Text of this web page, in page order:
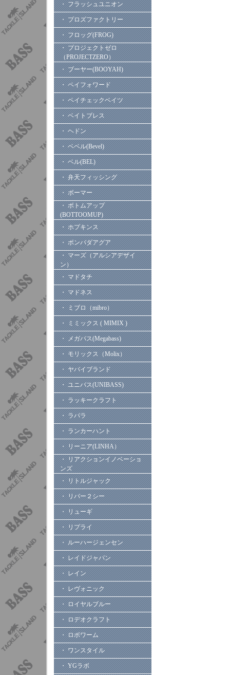
・ フラッシュユニオン
・ プロズファクトリー
・ フロッグ(FROG)
・ プロジェクトゼロ
（PROJECTZERO）
・ ブーヤー(BOOYAH)
・ ペイフォワード
・ ペイチェックベイツ
・ ベイトブレス
・ ヘドン
・ ベベル(Bevel)
・ ベル(BEL)
・ 弁天フィッシング
・ ボーマー
・ ボトムアップ
(BOTTOOMUP)
・ ホプキンス
・ ボンバダアグア
・ マーズ（アルシアデザイ
ン）
・ マドタチ
・ マドネス
・ ミブロ（mibro）
・ ミミックス ( MIMIX )
・ メガバス(Megabass)
・ モリックス（Molix）
・ ヤバイブランド
・ ユニバス(UNIBASS)
・ ラッキークラフト
・ ラパラ
・ ランカーハント
・ リーニア(LINHA）
・ リアクションイノベーショ
ンズ
・ リトルジャック
・ リバー２シー
・ リューギ
・ リプライ
・ ルーハージェンセン
・ レイドジャパン
・ レイン
・ レヴォニック
・ ロイヤルブルー
・ ロデオクラフト
・ ロボワーム
・ ワンスタイル
・ YGラボ